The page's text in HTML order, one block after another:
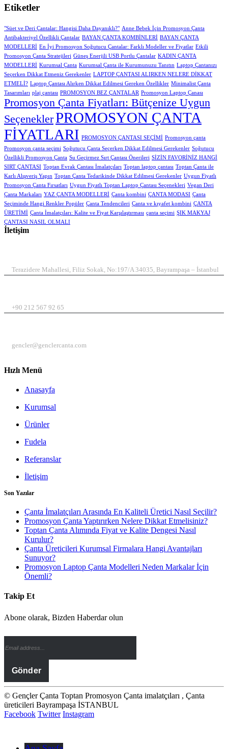
Etiketler
"Süet ve Deri Çantalar: Hangisi Daha Dayanıklı?" Anne Bebek İçin Promosyon Çanta
Antibakteriyel Özellikli Çantalar BAYAN ÇANTA KOMBİNLERİ BAYAN ÇANTA
MODELLERİ En İyi Promosyon Soğutucu Çantalar: Farklı Modeller ve Fiyatlar Etkili
Promosyon Çanta Stratejileri Güneş Enerjili USB Portlu Çantalar KADIN ÇANTA
MODELLERİ Kurumsal Çanta Kurumsal Çanta ile Kurumunuzu Tanıtın Laptop Çantanızı
Seçerken Dikkat Etmeniz Gerekenler LAPTOP ÇANTASI ALIRKEN NELERE DİKKAT
ETMELİ? Laptop Çantası Alırken Dikkat Edilmesi Gereken Özellikler Minimalist Çanta
Tasarımları plaj çantası PROMOSYON BEZ ÇANTALAR Promosyon Laptop Çanası
Promosyon Çanta Fiyatları: Bütçenize Uygun
SeçeneklerPROMOSYON ÇANTA
FİYATLARI PROMOSYON ÇANTASI SEÇİMİ Promosyon çanta
Promosyon çanta seçimi Soğutucu Çanta Seçerken Dikkat Edilmesi Gerekenler Soğutucu
Özellikli Promosyon Çanta Su Geçirmez Sırt Çantası Önerileri SİZİN FAVORİNİZ HANGİ
SIRT ÇANTASI Toptan Evrak Çantası İmalatçıları Toptan laptop çantası Toptan Çanta ile
Karlı Alışveriş Yapın Toptan Çanta Tedarikinde Dikkat Edilmesi Gerekenler Uygun Fiyatlı
Promosyon Çanta Fırsatları Uygun Fiyatlı Toptan Laptop Çantası Seçenekleri Vegan Deri
Çanta Markaları YAZ ÇANTA MODELLERİ Çanta kombini ÇANTA MODASI Çanta
Seçiminde Hangi Renkler Popüler Çanta Tendencileri Çanta ve kıyafet kombini ÇANTA
ÜRETİMİ Çanta İmalatçıları: Kalite ve Fiyat Karşılaştırması çanta seçimi ŞIK MAKYAJ
ÇANTASI NASIL OLMALI
İletişim
Terazidere Mahallesi, Filiz Sokak, No:197/A 34035, Bayrampaşa – İstanbul
+90 212 567 92 65
gencler@genclercanta.com
Hızlı Menü
Anasayfa
Kurumsal
Ürünler
Fudela
Referanslar
İletişim
Son Yazılar
Çanta İmalatçıları Arasında En Kaliteli Üretici Nasıl Seçilir?
Promosyon Çanta Yaptırırken Nelere Dikkat Etmelisiniz?
Toptan Çanta Alımında Fiyat ve Kalite Dengesi Nasıl
Kurulur?
Çanta Üreticileri Kurumsal Firmalara Hangi Avantajları
Sunuyor?
Promosyon Laptop Çanta Modelleri Neden Markalar İçin
Önemli?
Takip Et
Abone olarak, Bizden Haberdar olun
© Gençler Çanta Toptan Promosyon Çanta imalatçıları , Çanta
üreticileri Bayrampaşa İSTANBUL
Facebook Twitter Instagram